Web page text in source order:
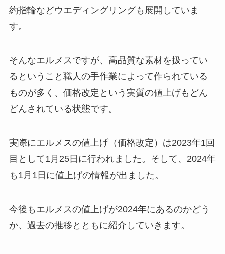
約指輪などウエディングリングも展開していま
す。
そんなエルメスですが、高品質な素材を扱ってい
るということ職人の手作業によって作られている
ものが多く、価格改定という実質の値上げもどん
どんされている状態です。
実際にエルメスの値上げ（価格改定）は2023年1回
目として1月25日に行われました。そして、2024年
も1月1日に値上げの情報が出ました。
今後もエルメスの値上げが2024年にあるのかどう
か、過去の推移とともに紹介していきます。